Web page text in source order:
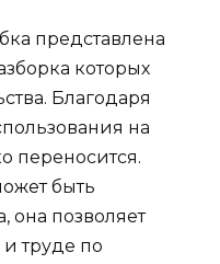
представлена
которых
Благодаря
на
переносится.
быть
она позволяет
труде по